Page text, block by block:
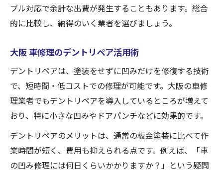
ブル対応で余計な出費が発生することもあります。総合
的に比較し、納得のいく業者を選びましょう。
大阪 車修理のデントリペア活用術
デントリペアは、塗装をせずに凹みだけを修復する技術
で、短時間・低コストでの修理が可能です。大阪の車修
理業者でもデントリペアを導入しているところが増えて
おり、特に小さな凹みやドアパンチなどに効果的です。
デントリペアのメリットは、通常の板金塗装に比べて作
業時間が短く、費用も抑えられる点です。例えば、「車
の凹み修理には何日くらいかかりますか？」という疑問